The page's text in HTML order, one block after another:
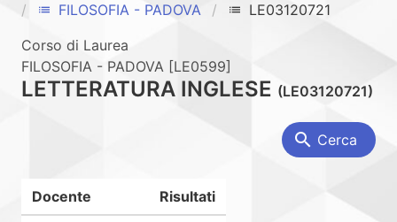
list FILOSOFIA - PADOVA list
LE03120721
Corso di Laurea
FILOSOFIA - PADOVA [LE0599]
LETTERATURA INGLESE (LE03120721)
search Cerca
Docente Risultati